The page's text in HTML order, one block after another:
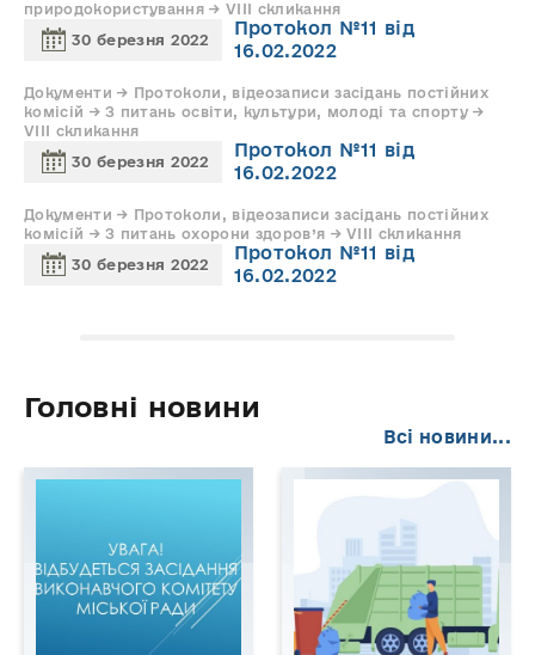
природокористування → VIII скликання
30 березня 2022
Протокол №11 від
16.02.2022
Документи → Протоколи, відеозаписи засідань постійних
комісій → З питань освіти, культури, молоді та спорту →
VIII скликання
30 березня 2022
Протокол №11 від
16.02.2022
Документи → Протоколи, відеозаписи засідань постійних
комісій → З питань охорони здоров’я → VIII скликання
30 березня 2022
Протокол №11 від
16.02.2022
Головні новини
Всі новини...